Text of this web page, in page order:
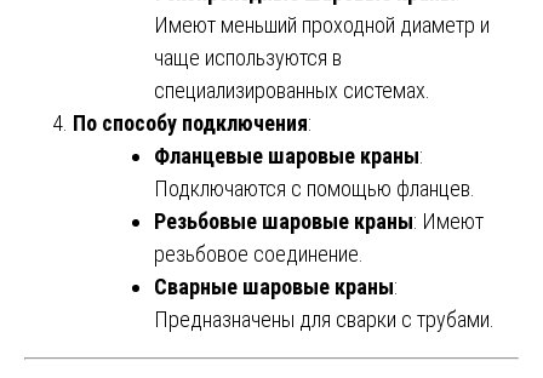
Имеют меньший проходной диаметр и
чаще используются в
специализированных системах.
По способу подключения:
Фланцевые шаровые краны:
Подключаются с помощью фланцев.
Резьбовые шаровые краны: Имеют
резьбовое соединение.
Сварные шаровые краны:
Предназначены для сварки с трубами.